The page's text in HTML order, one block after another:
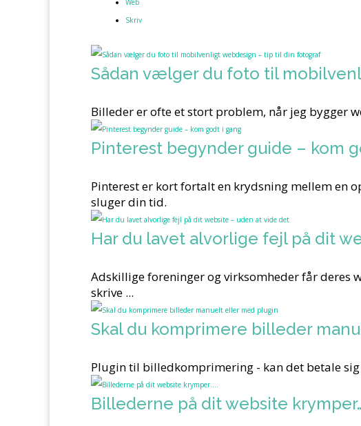
Web
Skriv
Sådan vælger du foto til
Billeder er ofte et stort problem, når jeg bygger
Pinterest begynder guide – kom
Pinterest er kort fortalt en krydsning mellem en
sluger din tid.
Har du lavet alvorlige fejl på dit
Adskillige foreninger og virksomheder får deres
skrive ...
Skal du komprimere billeder
Plugin til billedkomprimering - kan det betale
Billederne på dit website